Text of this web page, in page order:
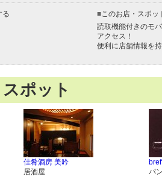
る ■このお店・スポッ
読取機能付きのモ
アクセス！
便利に店舗情報を
ポット
佳肴酒房 美吟
居酒屋
パ